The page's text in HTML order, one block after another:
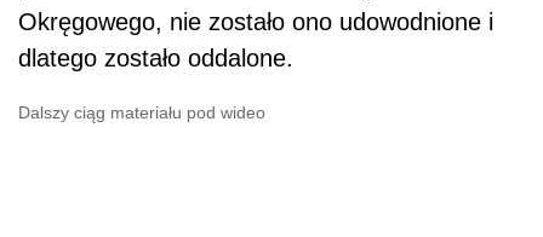
Okręgowego, nie zostało ono udowodnione i
dlatego zostało oddalone.
Dalszy ciąg materiału pod wideo